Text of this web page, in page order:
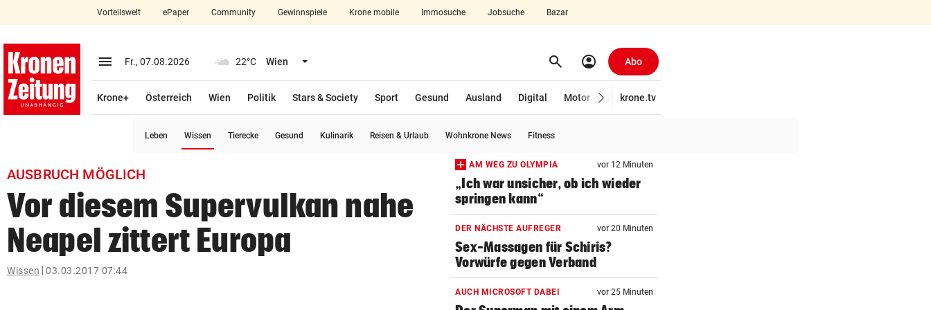
closeSchließen
account_circle Anmelden
arrow_right
arrow_right
bookmark
search
Suchbegriff
eingeben
Vorteilswelt ePaper Community Gewinnspiele Krone mobile Immosuche Jobsuche Bazar
menu Menü aufklappen
Fr., 07.08.2026 22°C Wien Menü aufklappen search Suchen
account_circle Abo
Krone+ Österreich Wien Politik Stars & Society Sport Gesund Ausland Digital Motor Wirtschaft
krone.tv
Leben Wissen Tierecke Gesund Kulinarik Reisen & Urlaub Wohnkrone News Fitness
AUSBRUCH MÖGLICH
Vor diesem Supervulkan nahe
Neapel zittert Europa
Wissen 03.03.2017 07:44
AM WEG ZU OLYMPIA vor 12 Minuten
„Ich war unsicher, ob ich wieder
springen kann“
DER NÄCHSTE AUFREGER vor 20 Minuten
Sex-Massagen für Schiris?
Vorwürfe gegen Verband
AUCH MICROSOFT DABEI vor 25 Minuten